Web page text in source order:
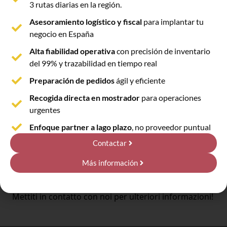
Ampi orari di servizio al cliente che si adattano
alle sue esigenze.
Tracciabilità completa dell’ordine per garantire
agli utenti di essere sempre informati sullo stato
dei loro acquisti.
Gestione tempestiva ed efficace delle
problematiche, con risoluzione garantita nei
tempi stabilitiI
Personale altamente qualificato e multilingue.
comunicaczione con i clienti.
Questo servizio è stato ideato per garantire
un’assistenza rapida ed efficiente, rispondendo alle
esigenze dei clienti con un approccio personalizzato.
Mettiti in contatto con noi per ulteriori informazioni!
3 rutas diarias en la región.
Asesoramiento logístico y fiscal para implantar tu
negocio en España
Alta fiabilidad operativacon precisión de inventario
del 99% y trazabilidad en tiempo real
Preparación de pedidoságil y eficiente
Recogida directa en mostrador para operaciones
urgentes
Enfoque partner a lago plazo, no proveedor puntual
Contactar
Más información